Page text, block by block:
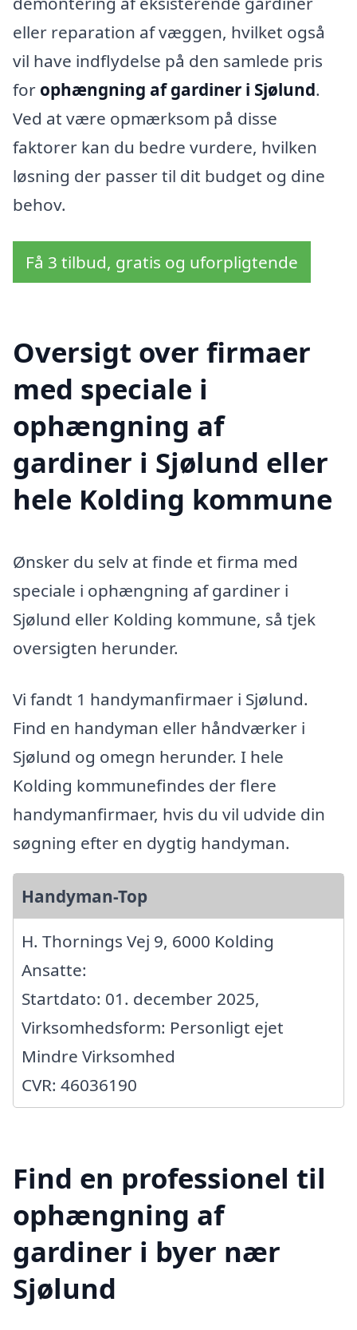
eller reparation af væggen, hvilket også
vil have indflydelse på den samlede pris
for ophængning af gardiner i Sjølund.
Ved at være opmærksom på disse
faktorer kan du bedre vurdere, hvilken
løsning der passer til dit budget og dine
behov.
Få 3 tilbud, gratis og uforpligtende
Oversigt over firmaer
med speciale i
ophængning af
gardiner i Sjølund eller
hele Kolding kommune
Ønsker du selv at finde et firma med
speciale i ophængning af gardiner i
Sjølund eller Kolding kommune, så tjek
oversigten herunder.
Vi fandt 1 handymanfirmaer i Sjølund.
Find en handyman eller håndværker i
Sjølund og omegn herunder. I hele
Kolding kommunefindes der flere
handymanfirmaer, hvis du vil udvide din
søgning efter en dygtig handyman.
Handyman-Top
H. Thornings Vej 9, 6000 Kolding
Ansatte:
Startdato: 01. december 2025,
Virksomhedsform: Personligt ejet
Mindre Virksomhed
CVR: 46036190
Find en professionel til
ophængning af
gardiner i byer nær
Sjølund